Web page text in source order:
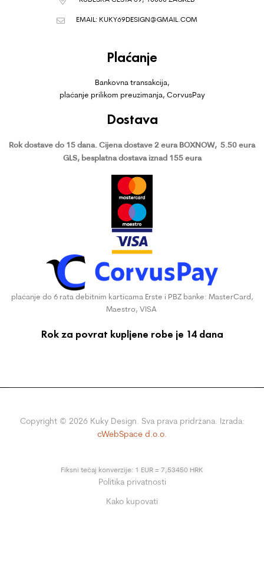
EMAIL: KUKY69DESIGN@GMAIL.COM
Plaćanje
Bankovna transakcija,
plaćanje prilikom preuzimanja, CorvusPay
Dostava
Rok dostave do 15 dana. Cijena dostave 2 eura BOXNOW, 5.50 eura
GLS, besplatna dostava iznad 155 eura
plaćanje do 6 rata debitnim karticama Erste i PBZ banke: MasterCard,
Maestro, VISA
Rok za povrat kupljene robe je 14 dana
Copyright © 2026Kuky Design. Sva prava pridržana. Izrada:
cWebSpace d.o.o.
Fiksni tečaj konverzije: 1 EUR = 7,53450 HRK
Politika privatnosti
Kako kupovati